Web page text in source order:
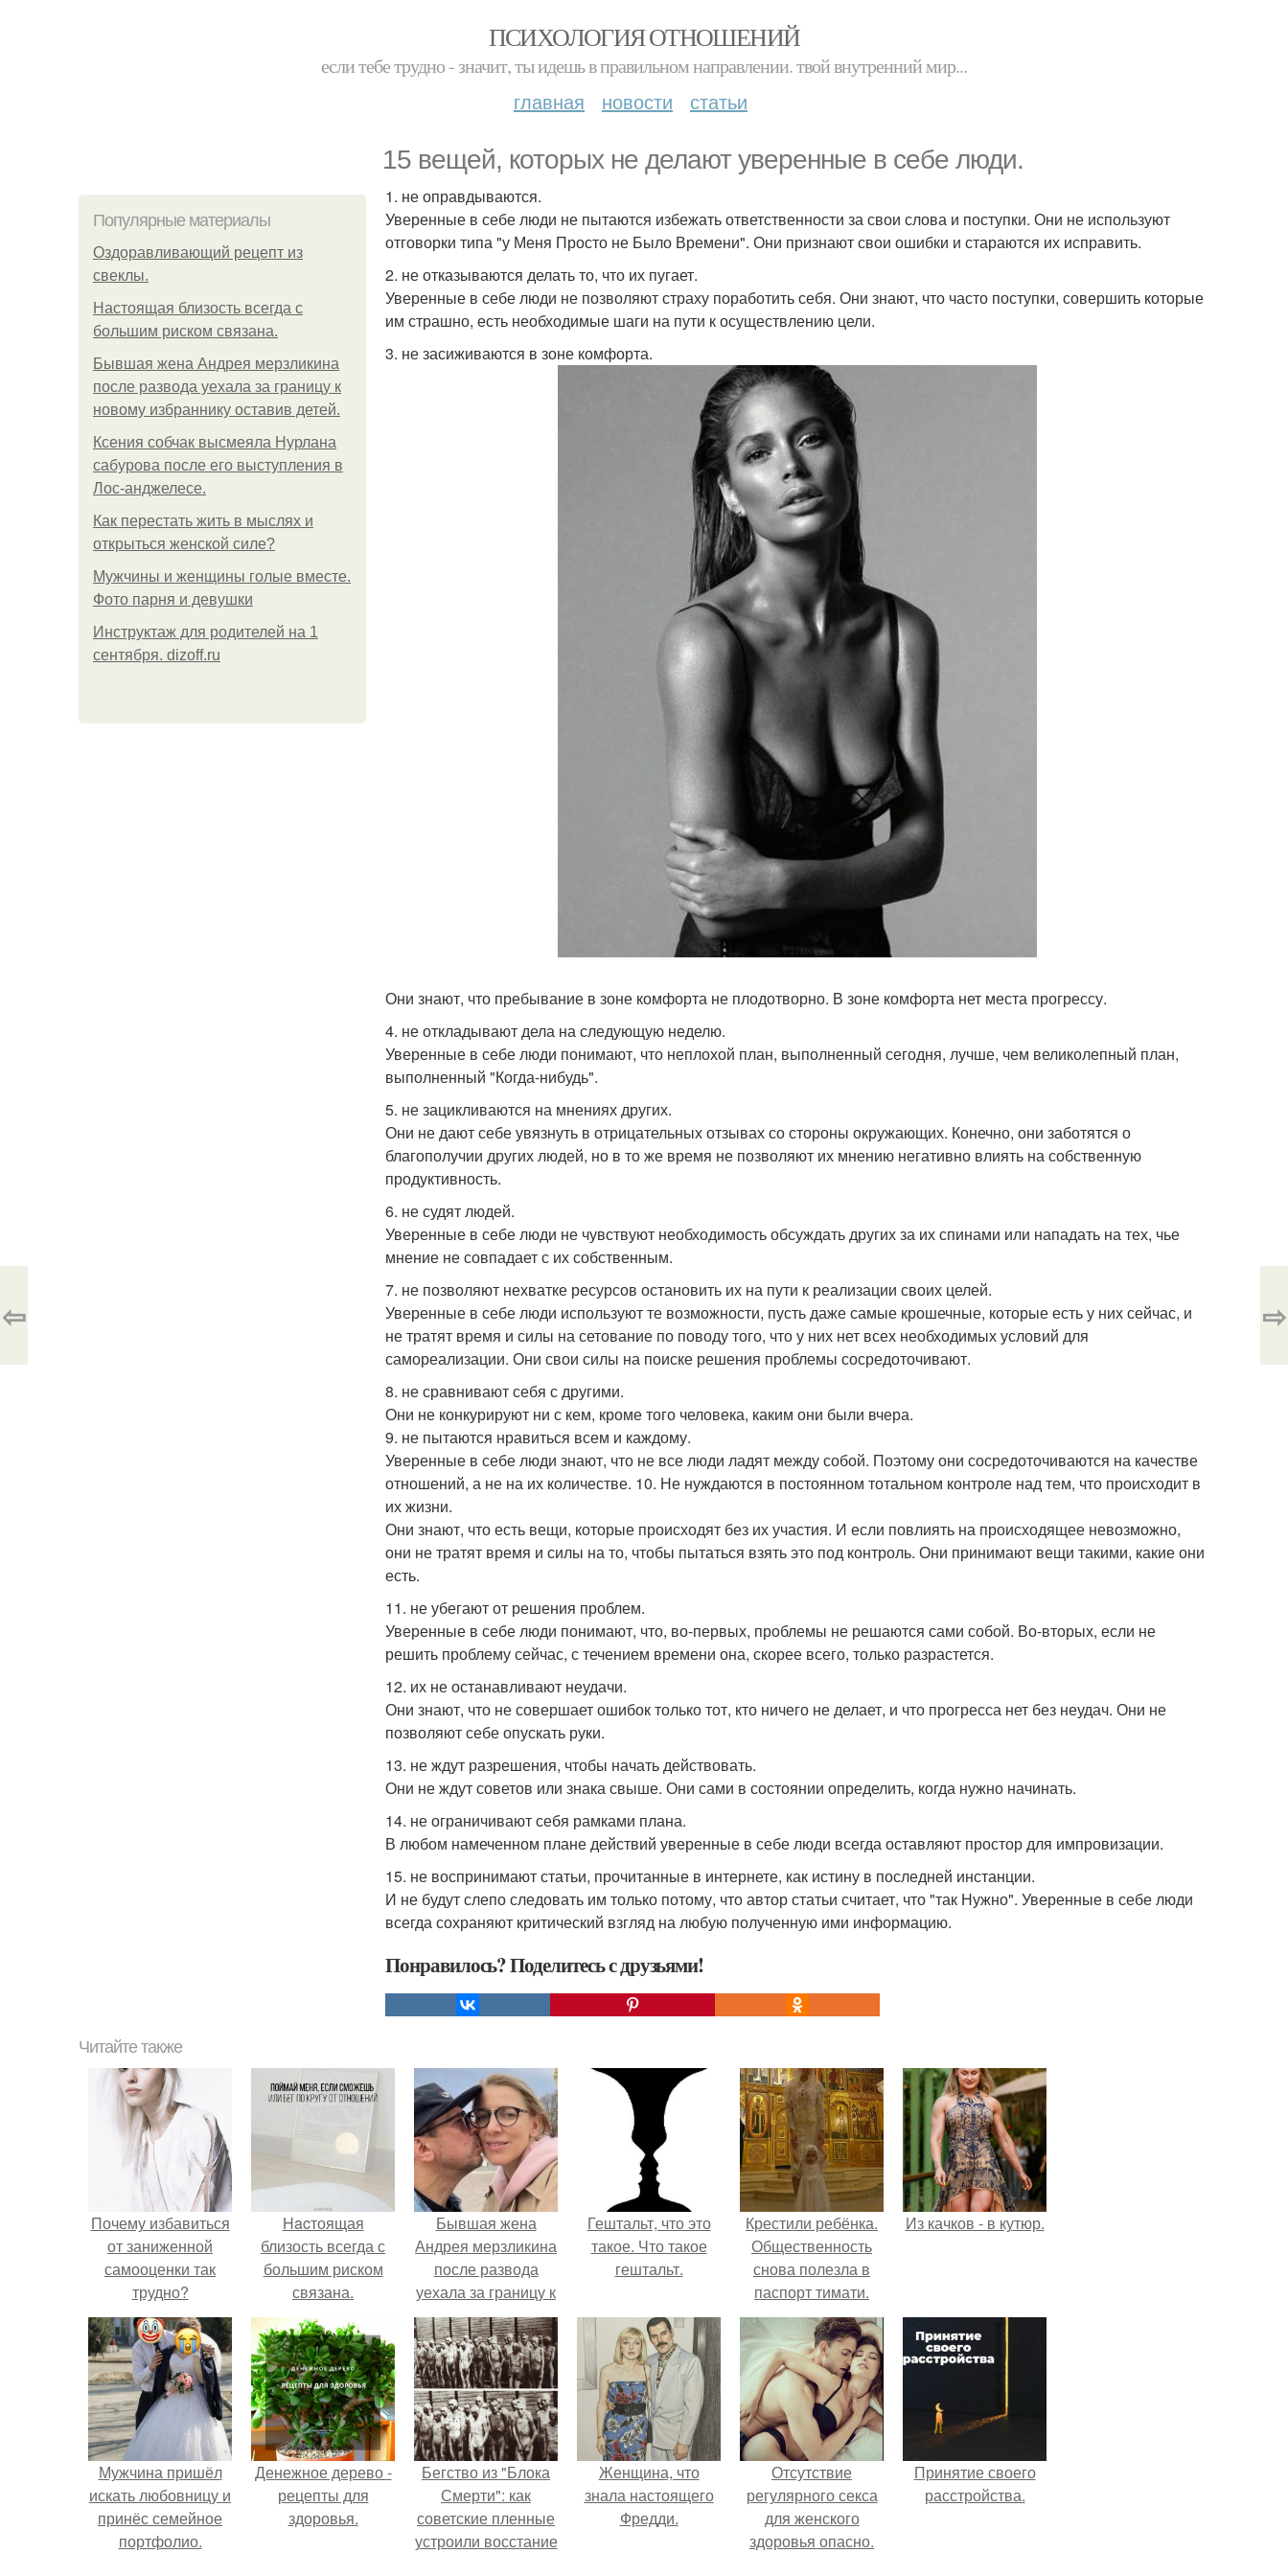
ПСИХОЛОГИЯ ОТНОШЕНИЙ
если тебе трудно - значит, ты идешь в правильном направлении. твой внутренний мир...
главная новости статьи
15 вещей, которых не делают уверенные в себе люди.
Популярные материалы
Оздоравливающий рецепт из
свеклы.
Hacтоящая близость всегда с
большим риском связана.
Бывшая жена Андрея мерзликина
после развода уехала за границу к
новому избраннику оставив детей.
Ксения собчак высмеяла Нурлана
сабурова после его выступления в
Лос-анджелесе.
Как перестать жить в мыслях и
открыться женской силе?
Мужчины и женщины голые вместе.
Фото парня и девушки
Инструктаж для родителей на 1
сентября. dizoff.ru
1. не оправдываются.
Уверенные в себе люди не пытаются избежать ответственности за свои слова и поступки. Они не используют
отговорки типа "у Меня Просто не Было Времени". Они признают свои ошибки и стараются их исправить.
2. не отказываются делать то, что их пугает.
Уверенные в себе люди не позволяют страху поработить себя. Они знают, что часто поступки, совершить которые
им страшно, есть необходимые шаги на пути к осуществлению цели.
3. не засиживаются в зоне комфорта.
Они знают, что пребывание в зоне комфорта не плодотворно. В зоне комфорта нет места прогрессу.
4. не откладывают дела на следующую неделю.
Уверенные в себе люди понимают, что неплохой план, выполненный сегодня, лучше, чем великолепный план,
выполненный "Когда-нибудь".
5. не зацикливаются на мнениях других.
Они не дают себе увязнуть в отрицательных отзывах со стороны окружающих. Конечно, они заботятся о
благополучии других людей, но в то же время не позволяют их мнению негативно влиять на собственную
продуктивность.
6. не судят людей.
Уверенные в себе люди не чувствуют необходимость обсуждать других за их спинами или нападать на тех, чье
мнение не совпадает с их собственным.
7. не позволяют нехватке ресурсов остановить их на пути к реализации своих целей.
Уверенные в себе люди используют те возможности, пусть даже самые крошечные, которые есть у них сейчас, и
не тратят время и силы на сетование по поводу того, что у них нет всех необходимых условий для
самореализации. Они свои силы на поиске решения проблемы сосредоточивают.
8. не сравнивают себя с другими.
Они не конкурируют ни с кем, кроме того человека, каким они были вчера.
9. не пытаются нравиться всем и каждому.
Уверенные в себе люди знают, что не все люди ладят между собой. Поэтому они сосредоточиваются на качестве
отношений, а не на их количестве. 10. Не нуждаются в постоянном тотальном контроле над тем, что происходит в
их жизни.
Они знают, что есть вещи, которые происходят без их участия. И если повлиять на происходящее невозможно,
они не тратят время и силы на то, чтобы пытаться взять это под контроль. Они принимают вещи такими, какие они
есть.
11. не убегают от решения проблем.
Уверенные в себе люди понимают, что, во-первых, проблемы не решаются сами собой. Во-вторых, если не
решить проблему сейчас, с течением времени она, скорее всего, только разрастется.
12. их не останавливают неудачи.
Они знают, что не совершает ошибок только тот, кто ничего не делает, и что прогресса нет без неудач. Они не
позволяют себе опускать руки.
13. не ждут разрешения, чтобы начать действовать.
Они не ждут советов или знака свыше. Они сами в состоянии определить, когда нужно начинать.
14. не ограничивают себя рамками плана.
В любом намеченном плане действий уверенные в себе люди всегда оставляют простор для импровизации.
15. не воспринимают статьи, прочитанные в интернете, как истину в последней инстанции.
И не будут слепо следовать им только потому, что автор статьи считает, что "так Нужно". Уверенные в себе люди
всегда сохраняют критический взгляд на любую полученную ими информацию.
Понравилось? Поделитесь с друзьями!
⇦ ⇨
Читайте также
Почему избавиться
от заниженной
самооценки так
трудно?
Hacтоящая
близость всегда с
большим риском
связана.
Бывшая жена
Андрея мерзликина
после развода
уехала за границу к
новому избраннику
оставив детей.
Гештальт, что это
такое. Что такое
гештальт.
Крестили ребёнка.
Общественность
снова полезла в
паспорт тимати.
Из качков - в кутюр.
Мужчина пришёл
искать любовницу и
принёс семейное
портфолио.
Денежное дерево -
рецепты для
здоровья.
Бегство из "Блока
Смерти": как
советские пленные
устроили восстание
Женщина, что
знала настоящего
Фредди.
Отсутствие
регулярного секса
для женского
здоровья опасно.
Принятие своего
расстройства.